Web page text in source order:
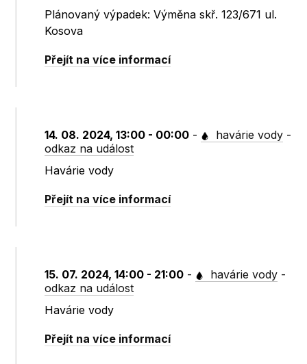
Plánovaný výpadek: Výměna skř. 123/671 ul.
Kosova
Přejít na více informací
14. 08. 2024, 13:00 - 00:00 - havárie vody -
odkaz na událost
Havárie vody
Přejít na více informací
15. 07. 2024, 14:00 - 21:00 - havárie vody -
odkaz na událost
Havárie vody
Přejít na více informací